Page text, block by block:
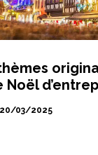
Noël
03/2025